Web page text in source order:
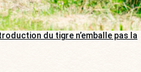
du tigre n’emballe pas la